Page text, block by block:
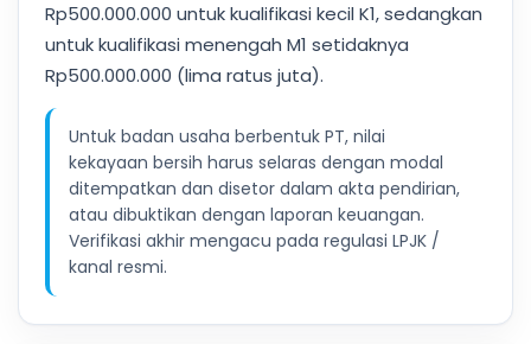
Rp500.000.000 untuk kualifikasi kecil K1, sedangkan
untuk kualifikasi menengah M1 setidaknya
Rp500.000.000 (lima ratus juta).
Untuk badan usaha berbentuk PT, nilai
kekayaan bersih harus selaras dengan modal
ditempatkan dan disetor dalam akta pendirian,
atau dibuktikan dengan laporan keuangan.
Verifikasi akhir mengacu pada regulasi LPJK /
kanal resmi.